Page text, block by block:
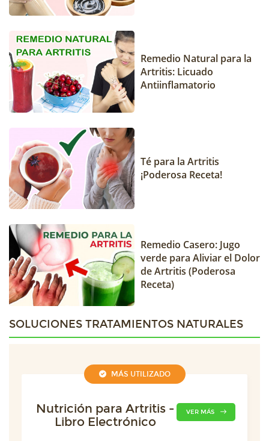
Remedio Natural para la
Artritis: Licuado
Antiinflamatorio
Té para la Artritis
¡Poderosa Receta!
Remedio Casero: Jugo
verde para Aliviar el Dolor
de Artritis (Poderosa
Receta)
SOLUCIONES TRATAMIENTOS NATURALES
MÁS UTILIZADO
Nutrición para Artritis -
Libro Electrónico
VER MÁS